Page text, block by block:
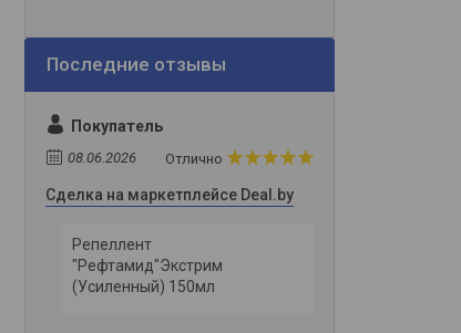
Покупатель
08.06.2026 Отлично
Сделка на маркетплейсе Deal.by
Репеллент
"Рефтамид"Экстрим
(Усиленный) 150мл